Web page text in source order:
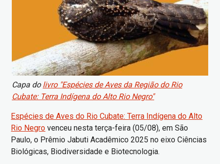
Capa do livro "Espécies de Aves da Região do Rio
Cubate: Terra Indígena do Alto Rio Negro"
Espécies de Aves do Rio Cubate: Terra Indígena do Alto
Rio Negro venceu nesta terça-feira (05/08), em São
Paulo, o Prêmio Jabuti Acadêmico 2025 no eixo Ciências
Biológicas, Biodiversidade e Biotecnologia.